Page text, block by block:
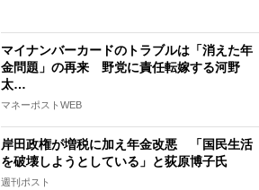
マイナンバーカードのトラブルは「消えた年
金問題」の再来 野党に責任転嫁する河野
太…
マネーポストWEB
岸田政権が増税に加え年金改悪 「国民生活
を破壊しようとしている」と荻原博子氏
週刊ポスト